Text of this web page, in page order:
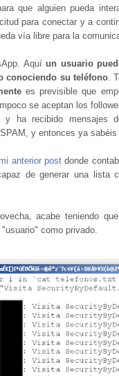
que alguien pueda
para conectar y a
vía libre para la
Aquíun usuario
conociendo su teléfono.
es previsible que
se aceptan los
ha recibido mensajes
y entonces ya
mi anterior post donde
de generar una lista
acabe teniendo
como privado.